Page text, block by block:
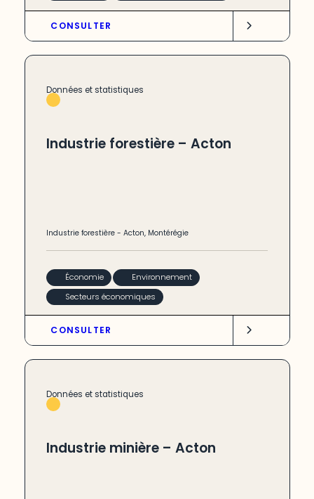
CONSULTER
Données et statistiques
Industrie forestière – Acton
Industrie forestière -Acton, Montérégie
Économie
Environnement
Secteurs économiques
CONSULTER
Données et statistiques
Industrie minière – Acton